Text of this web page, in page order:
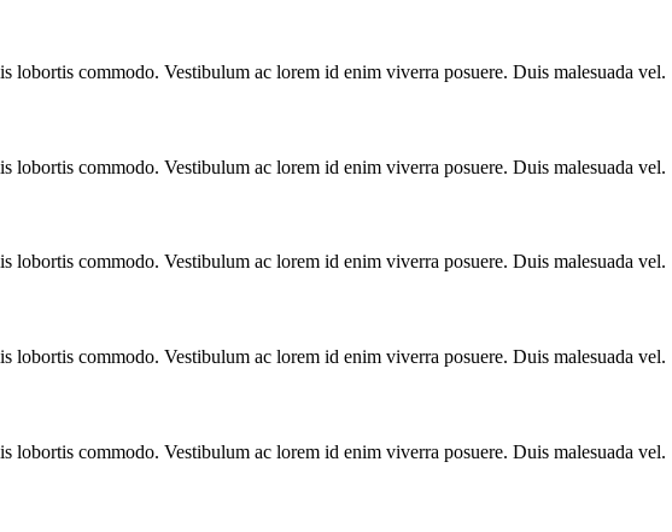
commodo. Vestibulum ac lorem id enim viverra posuere. Duis malesuada vel.
commodo. Vestibulum ac lorem id enim viverra posuere. Duis malesuada vel.
commodo. Vestibulum ac lorem id enim viverra posuere. Duis malesuada vel.
commodo. Vestibulum ac lorem id enim viverra posuere. Duis malesuada vel.
commodo. Vestibulum ac lorem id enim viverra posuere. Duis malesuada vel.